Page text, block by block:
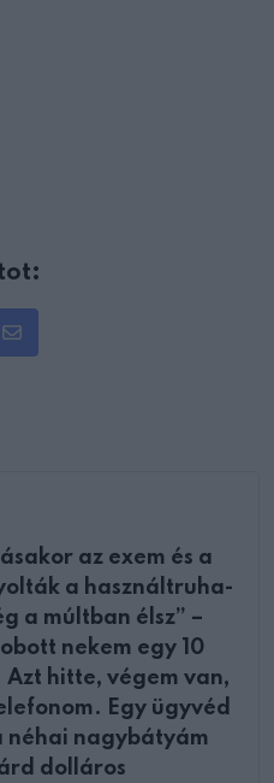
Share
az exem és a
a használtruha-
a múltban élsz” –
nekem egy 10
hitte, végem van,
Egy ügyvéd
néhai nagybátyám
dolláros